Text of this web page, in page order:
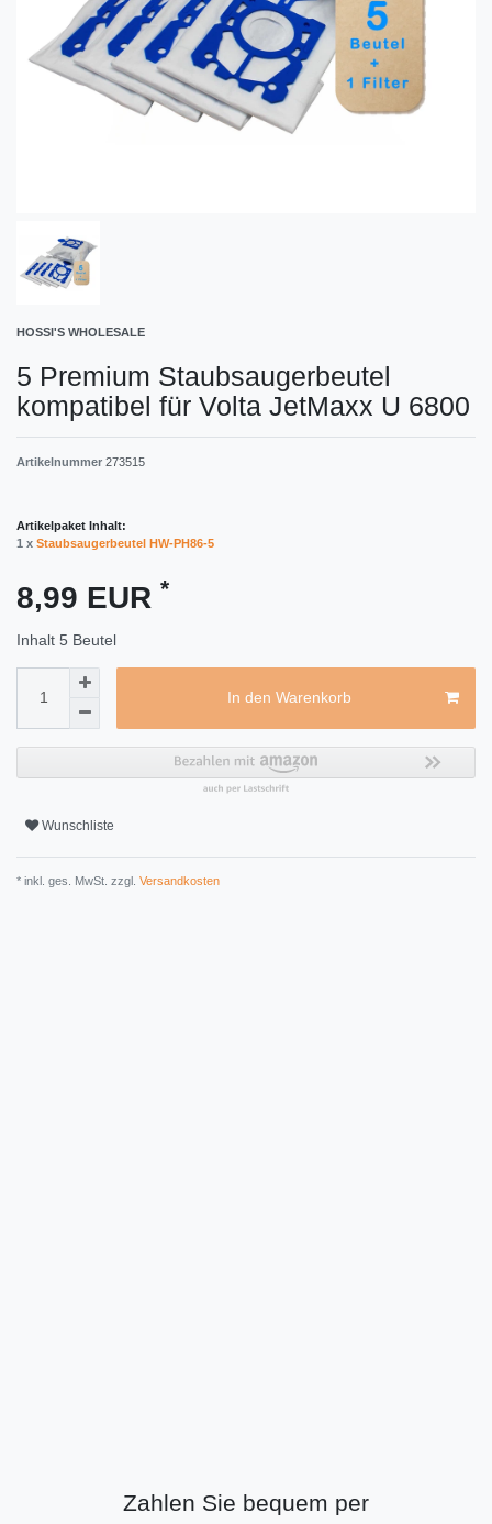
HOSSI'S WHOLESALE
5 Premium Staubsaugerbeutel
kompatibel für Volta JetMaxx U 6800
Artikelnummer 273515
Artikelpaket Inhalt:
1 x Staubsaugerbeutel HW-PH86-5
8,99 EUR *
Inhalt 5 Beutel
In den Warenkorb
Wunschliste
* inkl. ges. MwSt. zzgl. Versandkosten
Zahlen Sie bequem per